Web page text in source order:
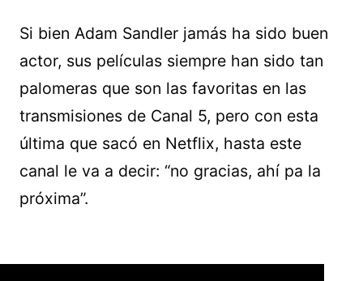
Si bien Adam Sandler jamás ha sido buen
actor, sus películas siempre han sido tan
palomeras que son las favoritas en las
transmisiones de Canal 5, pero con esta
última que sacó en Netflix, hasta este
canal le va a decir: “no gracias, ahí pa la
próxima”.